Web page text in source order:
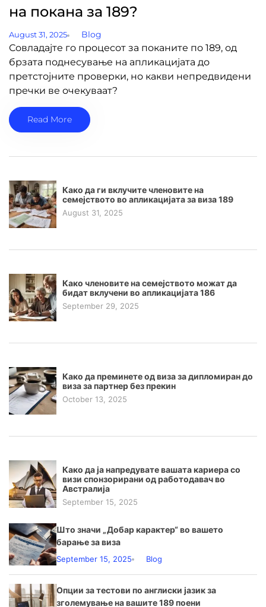
на покана за 189?
August 31, 2025 Blog
Совладајте го процесот за поканите по 189, од
брзата поднесување на апликацијата до
претстојните проверки, но какви непредвидени
пречки ве очекуваат?
Read More
Како да ги вклучите членовите на
семејството во апликацијата за виза 189
August 31, 2025
Како членовите на семејството можат да
бидат вклучени во апликацијата 186
September 29, 2025
Како да преминете од виза за дипломиран до
виза за партнер без прекин
October 13, 2025
Како да ја напредувате вашата кариера со
визи спонзорирани од работодавач во
Австралија
September 15, 2025
Што значи „Добар карактер“ во вашето
барање за виза
September 15, 2025 Blog
Опции за тестови по англиски јазик за
зголемување на вашите 189 поени